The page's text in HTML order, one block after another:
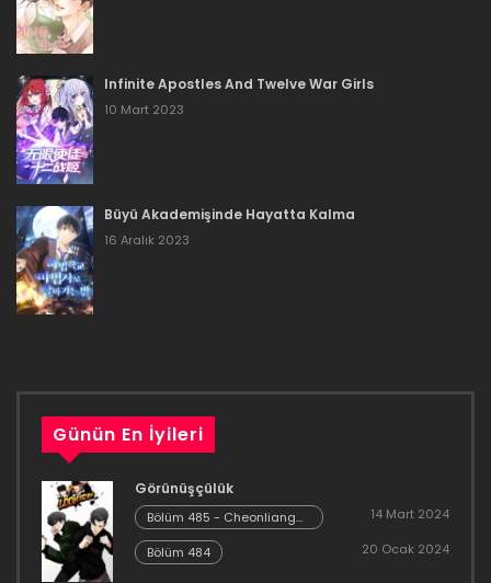
16 Aralık 2023
16 Aralık 2023
Bölüm 87
16 Aralık 2023
Bölüm 86
16 Aralık 2023
Bölüm 84
16 Aralık 2023
Bölüm 83
16 Aralık 2023
Infinite Apostles And Twelve War Girls
10 Mart 2023
Büyü Akademişinde Hayatta Kalma
16 Aralık 2023
Günün En İyileri
Görünüşçülük
Bölüm 485 - Cheonliang
[04]
14 Mart 2024
Bölüm 484 20 Ocak 2024